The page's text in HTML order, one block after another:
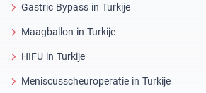
Gastric Bypass in Turkije
Maagballon in Turkije
HIFU in Turkije
Meniscusscheuroperatie in Turkije